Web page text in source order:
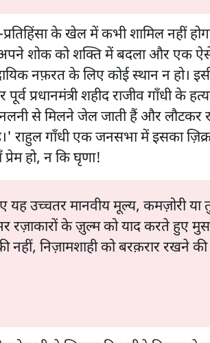
प्रतिहिंसा के खेल में कभी शामिल नहीं
अपने शोक को शक्ति में बदला और एक
नफ़रत के लिए कोई स्थान न हो।
प्रधानमंत्री शहीद राजीव गाँधी के
नलनी से मिलने जेल जाती हैं और लौटकर
राहुल गाँधी एक जनसभा में इसका
हो, न कि घृणा!
उच्चतर मानवीय मूल्य, कमज़ोरी या
रज़ाकारों के ज़ुल्म को याद करते हुए
नहीं, निज़ामशाही को बरक़रार रखने